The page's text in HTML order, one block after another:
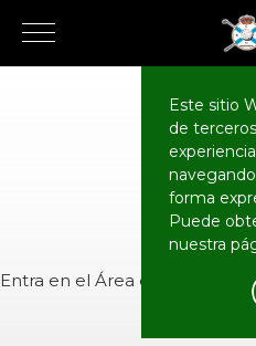
Este sitio
de
forma
Puede
nuestra
Entra en el Área de Socios